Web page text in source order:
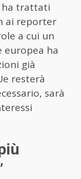
ha trattati
ai reporter
a cui un
europea ha
già
resterà
sarà